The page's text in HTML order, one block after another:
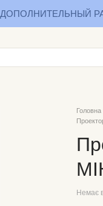
ДОПОЛНИТЕЛЬНЫЙ
Головна
Немає